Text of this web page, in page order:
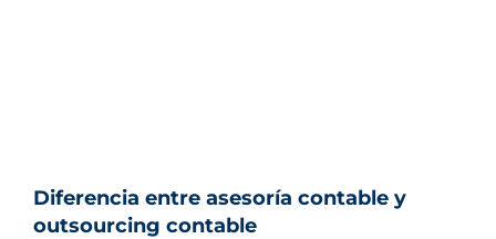
Diferencia entre asesoría contable y
outsourcing contable